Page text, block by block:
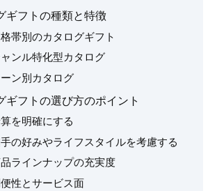
ギフトの種類と特徴
帯別のカタログギフト
ンル特化型カタログ
ン別カタログ
ギフトの選び方のポイント
を明確にする
の好みやライフスタイルを考慮する
ラインナップの充実度
性とサービス面